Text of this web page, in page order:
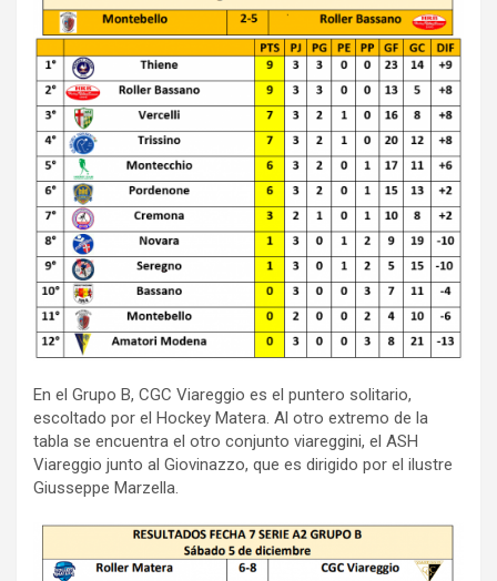
En el Grupo B, CGC Viareggio es el puntero solitario,
escoltado por el Hockey Matera. Al otro extremo de la
tabla se encuentra el otro conjunto viareggini, el ASH
Viareggio junto al Giovinazzo, que es dirigido por el ilustre
Giusseppe Marzella.